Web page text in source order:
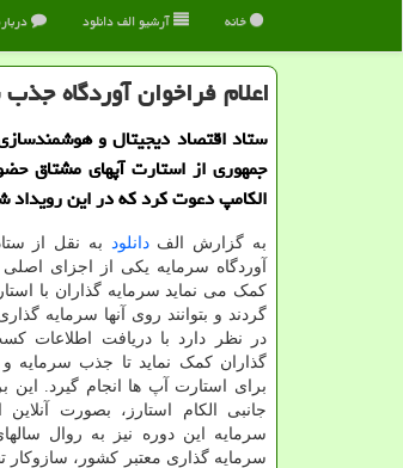
خانه آرشیو الف دانلود
اعلام فراخوان آوردگاه
ستاد اقتصاد دیجیتال و
جمهوری از استارت آپهای مشتاق
الکامپ دعوت کرد که در این رویداد
به گزارش الفدانلود به نقل از
آوردگاه سرمایه یکی از اجزای
کمک می نماید سرمایه گذاران با
گردند و بتوانند روی آنها سرمایه
در نظر دارد با دریافت اطلاعات
گذاران کمک نماید تا جذب سرمایه
برای استارت آپ ها انجام گیرد. این
جانبی الکام استارز، بصورت
سرمایه این دوره نیز به روال
سرمایه گذاری معتبر کشور، سازوکار